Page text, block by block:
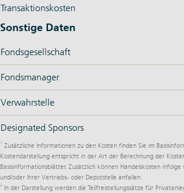
Transaktionskosten
Sonstige Daten
Fondsgesellschaft
Fondsmanager
Verwahrstelle
Designated Sponsors
1 Zusätzliche Informationen zu den Kosten finden Sie im
Kostendarstellung entspricht in der Art der Berechnung der
Basisinformationsblätter. Zusätzlich können Handelskosten infolge
und/oder Ihrer Vertriebs- oder Depotstelle anfallen.
2
In der Darstellung werden die Teilfreistellungssätze für